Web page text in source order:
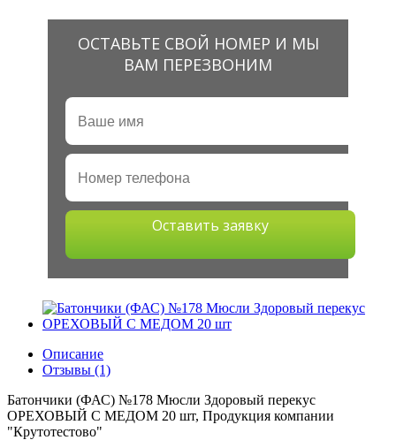
ОСТАВЬТЕ СВОЙ НОМЕР И МЫ
ВАМ ПЕРЕЗВОНИМ
Оставить заявку
Описание
Отзывы (1)
Батончики (ФАС) №178 Мюсли Здоровый перекус
ОРЕХОВЫЙ С МЕДОМ 20 шт, Продукция компании
"Крутотестово"